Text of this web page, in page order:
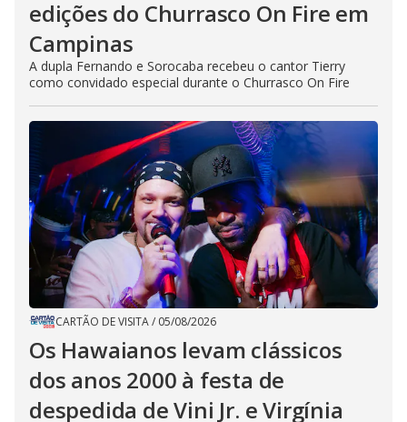
edições do Churrasco On Fire em
Campinas
A dupla Fernando e Sorocaba recebeu o cantor Tierry
como convidado especial durante o Churrasco On Fire
CARTÃO DE VISITA/ 05/08/2026
Os Hawaianos levam clássicos
dos anos 2000 à festa de
despedida de Vini Jr. e Virgínia